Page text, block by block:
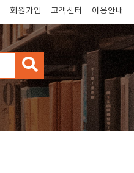
회원가입 고객센터 이용안내
검
색